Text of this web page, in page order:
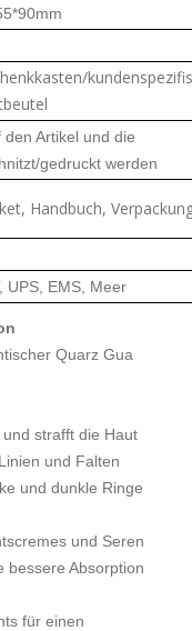
Artikel und die
gedruckt werden
Handbuch,
UPS, EMS, Meer
Quarz Gua
strafft die Haut
und Falten
und dunkle Ringe
und Seren
bessere Absorption
für einen